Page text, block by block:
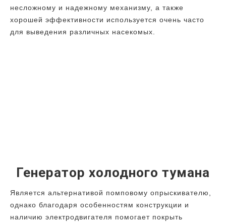
несложному и надежному механизму, а также
хорошей эффективности используется очень часто
для выведения различных насекомых.
Генератор холодного тумана
Является альтернативой помповому опрыскивателю,
однако благодаря особенностям конструкции и
наличию электродвигателя помогает покрыть